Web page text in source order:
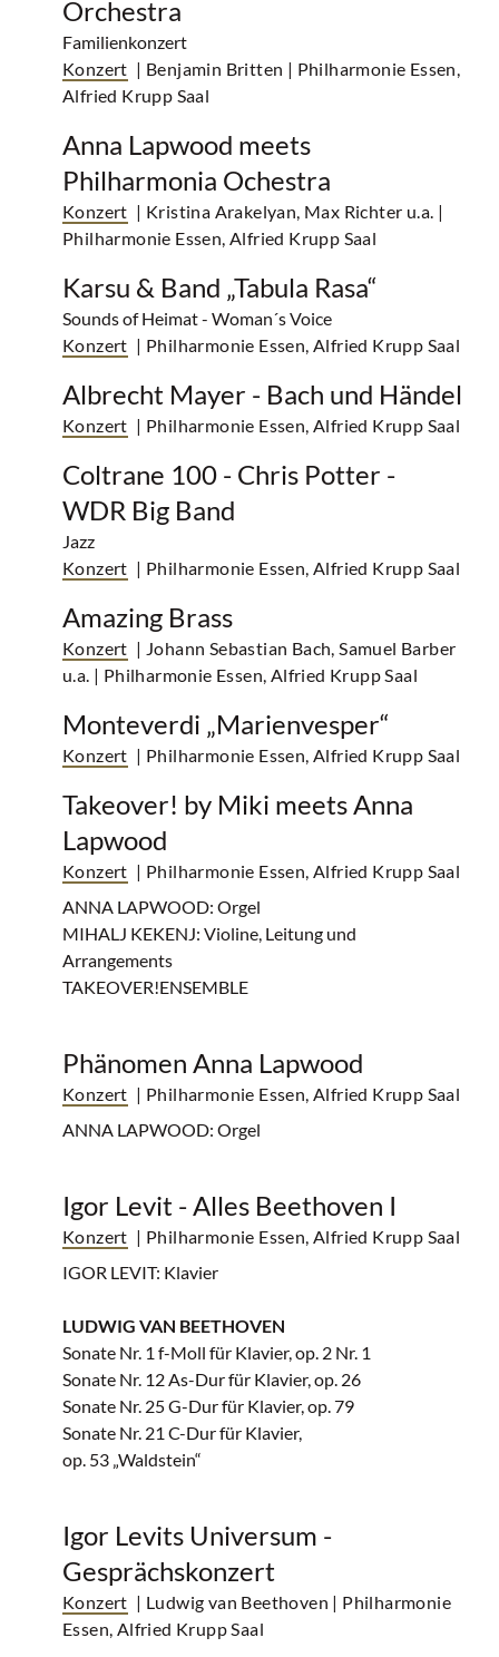
Orchestra
Familienkonzert
Konzert | Benjamin Britten | Philharmonie Essen,
Alfried Krupp Saal
Anna Lapwood meets
Philharmonia Ochestra
Konzert | Kristina Arakelyan, Max Richter u.a. |
Philharmonie Essen, Alfried Krupp Saal
Karsu & Band „Tabula Rasa“
Sounds of Heimat - Woman´s Voice
Konzert | Philharmonie Essen, Alfried Krupp Saal
Albrecht Mayer - Bach und Händel
Konzert | Philharmonie Essen, Alfried Krupp Saal
Coltrane 100 - Chris Potter -
WDR Big Band
Jazz
Konzert | Philharmonie Essen, Alfried Krupp Saal
Amazing Brass
Konzert | Johann Sebastian Bach, Samuel Barber
u.a. | Philharmonie Essen, Alfried Krupp Saal
Monteverdi „Marienvesper“
Konzert | Philharmonie Essen, Alfried Krupp Saal
Takeover! by Miki meets Anna
Lapwood
Konzert | Philharmonie Essen, Alfried Krupp Saal
ANNA LAPWOOD: Orgel
MIHALJ KEKENJ: Violine, Leitung und
Arrangements
TAKEOVER!ENSEMBLE
Phänomen Anna Lapwood
Konzert | Philharmonie Essen, Alfried Krupp Saal
ANNA LAPWOOD: Orgel
Igor Levit - Alles Beethoven I
Konzert | Philharmonie Essen, Alfried Krupp Saal
IGOR LEVIT: Klavier
LUDWIG VAN BEETHOVEN
Sonate Nr. 1 f-Moll für Klavier, op. 2 Nr. 1
Sonate Nr. 12 As-Dur für Klavier, op. 26
Sonate Nr. 25 G-Dur für Klavier, op. 79
Sonate Nr. 21 C-Dur für Klavier,
op. 53 „Waldstein“
Igor Levits Universum -
Gesprächskonzert
Konzert | Ludwig van Beethoven | Philharmonie
Essen, Alfried Krupp Saal